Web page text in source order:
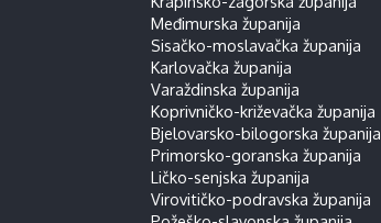
Međimurska županija
Sisačko-moslavačka županija
Karlovačka županija
Varaždinska županija
Koprivničko-križevačka županija
Bjelovarsko-bilogorska županija
Primorsko-goranska županija
Ličko-senjska županija
Virovitičko-podravska županija